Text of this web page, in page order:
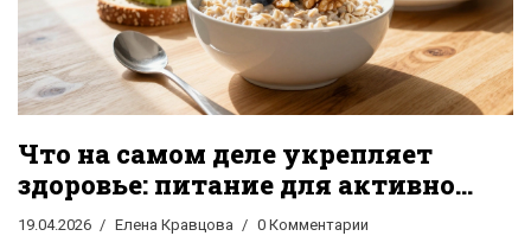
Что на самом деле укрепляет
здоровье: питание для активной
жизни
19.04.2026 Елена Кравцова 0 Комментарии